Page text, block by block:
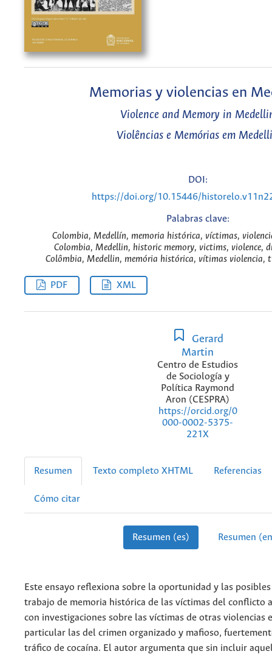
Memorias y violencias en
Violence and Memory in
Violências e Memórias em
DOI:
https://doi.org/10.15446/
Palabras clave:
Colombia, Medellín, memoria histórica, víctimas,
Colombia, Medellin, historic memory, victims, violence,
Colômbia, Medellin, memória histórica, vítimas violencia,
PDF XML
Gerard
Martin
Centro de Estudios
de Sociología y
Política Raymond
Aron (CESPRA)
https://orcid.org/0
000-0002-5375-
221X
Resumen Texto completo XHTML Referencias
Cómo citar
Resumen (es) Resumen
Este ensayo reflexiona sobre la oportunidad y las
trabajo de memoria histórica de las víctimas del conflicto
con investigaciones sobre las víctimas de otras violencias
particular las del crimen organizado y mafioso,
tráfico de cocaína. El autor argumenta que sin incluir